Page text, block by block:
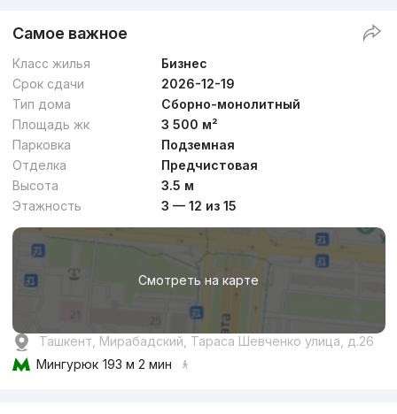
Самое важное
Класс жилья
Бизнес
Срок сдачи
2026-12-19
Тип дома
Сборно-монолитный
Площадь жк
3 500 м²
Парковка
Подземная
Отделка
Предчистовая
Высота
3.5 м
Этажность
3 — 12 из 15
Смотреть на карте
Ташкент, Мирабадский, Тараса Шевченко улица, д.26
Мингурюк 193 м 2 мин